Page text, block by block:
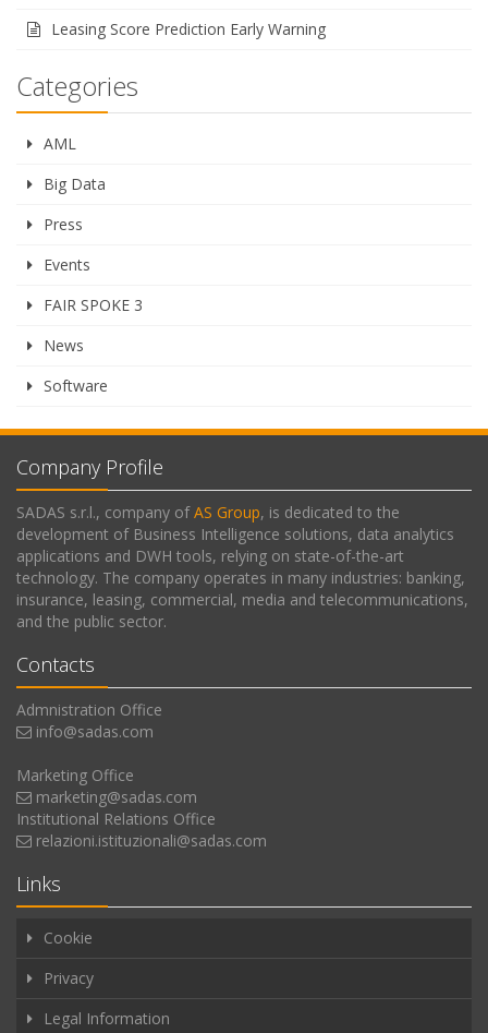
Leasing Score Prediction Early Warning
Categories
AML
Big Data
Press
Events
FAIR SPOKE 3
News
Software
Company Profile
SADAS s.r.l., company ofAS Group, is dedicated to the
development of Business Intelligence solutions, data analytics
applications and DWH tools, relying on state-of-the-art
technology. The company operates in many industries: banking,
insurance, leasing, commercial, media and telecommunications,
and the public sector.
Contacts
Admnistration Office
info@sadas.com
Marketing Office
marketing@sadas.com
Institutional Relations Office
relazioni.istituzionali@sadas.com
Links
Cookie
Privacy
Legal Information